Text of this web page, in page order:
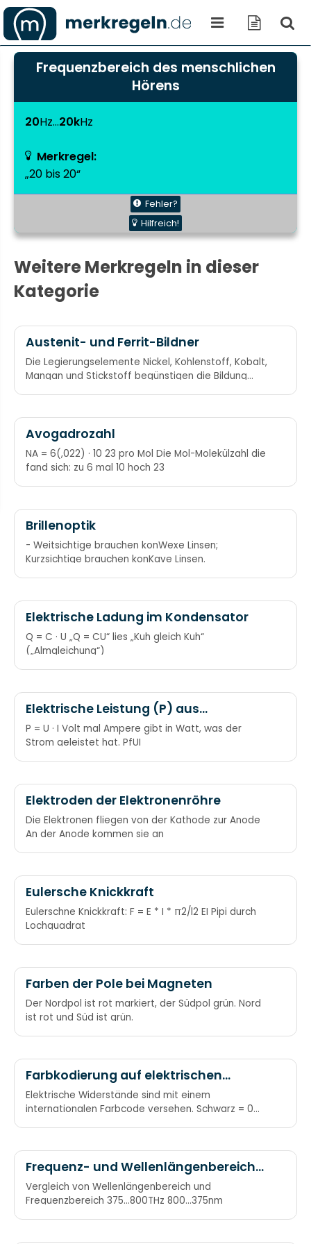
Frequenzbereich des menschlichen
Hörens
20Hz…20kHz
Merkregel:
„20 bis 20“
Fehler?
Hilfreich!
Weitere Merkregeln in dieser
Kategorie
Austenit- und Ferrit-Bildner
Die Legierungselemente Nickel, Kohlenstoff, Kobalt,
Mangan und Stickstoff begünstigen die Bildung
Vanadium und Wolfram begünstigen die Bildung
eines ferritischen Gefüges bei Stählen.
Austenitbildner: NiCCo-ManN macht Gamma an
Ferritbildner: CrAlTiTaSiMoVW
Avogadrozahl
NA = 6(,022) · 10 23 pro Mol Die Mol-Molekülzahl die
fand sich: zu 6 mal 10 hoch 23
Brillenoptik
- Weitsichtige brauchen konWexe Linsen;
Kurzsichtige brauchen konKave Linsen.
Elektrische Ladung im Kondensator
Q = C · U „Q = CU“ lies „Kuh gleich Kuh“
(„Almgleichung“)
Elektrische Leistung (P) aus
Stromstärke (I) und Spannung (U)
P = U · I Volt mal Ampere gibt in Watt, was der
Strom geleistet hat. PfUI
Elektroden der Elektronenröhre
Die Elektronen fliegen von der Kathode zur Anode
An der Anode kommen sie an
Eulersche Knickkraft
Eulerschne Knickkraft: F = E * I * π2/l2 EI Pipi durch
Lochquadrat
Farben der Pole bei Magneten
Der Nordpol ist rot markiert, der Südpol grün. Nord
ist rot und Süd ist grün.
Farbkodierung auf elektrischen
Widerständen
Elektrische Widerstände sind mit einem
internationalen Farbcode versehen. Schwarz = 0
Frequenz- und Wellenlängenbereich
des sichtbaren Lichtes
Vergleich von Wellenlängenbereich und
Frequenzbereich 375…800THz 800…375nm